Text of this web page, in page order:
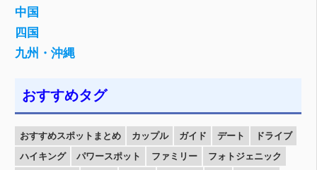
中国
四国
九州・沖縄
おすすめタグ
おすすめスポットまとめ カップル ガイド デート
ドライブ
ハイキング
パワースポット ファミリー
フォトジェニック